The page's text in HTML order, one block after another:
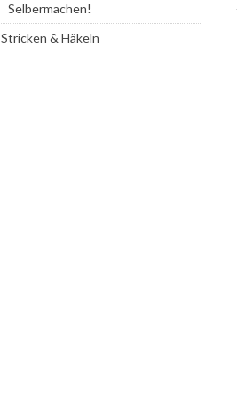
Selbermachen!
Stricken & Häkeln